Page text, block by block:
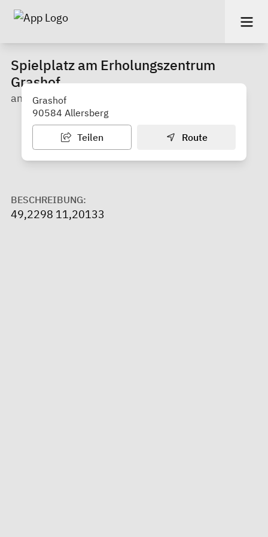
Spielplatz am Erholungszentrum
Grashof
am Rothsee mit Badestrand
Grashof
90584 Allersberg
Teilen Route
BESCHREIBUNG:
49,2298 11,20133